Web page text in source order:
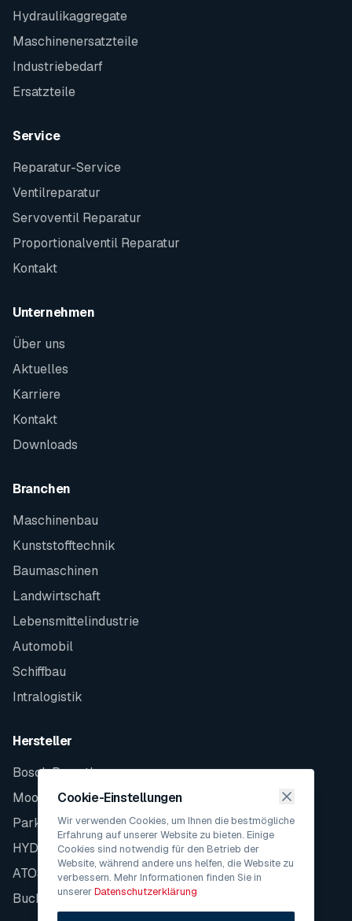
Hydraulikaggregate
Maschinenersatzteile
Industriebedarf
Ersatzteile
Service
Reparatur-Service
Ventilreparatur
Servoventil Reparatur
Proportionalventil Reparatur
Kontakt
Unternehmen
Über uns
Aktuelles
Karriere
Kontakt
Downloads
Branchen
Maschinenbau
Kunststofftechnik
Baumaschinen
Landwirtschaft
Lebensmittelindustrie
Automobil
Schiffbau
Intralogistik
Hersteller
Bosch Rexroth
Moog
Parker
HYDAC
ATOS
Bucher
Cookie-Einstellungen
Wir verwenden Cookies, um Ihnen die bestmögliche
Erfahrung auf unserer Website zu bieten. Einige
Cookies sind notwendig für den Betrieb der
Website, während andere uns helfen, die Website zu
verbessern. Mehr Informationen finden Sie in
unsererDatenschutzerklärung